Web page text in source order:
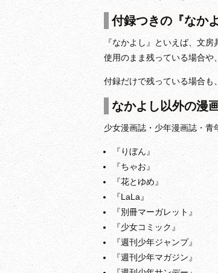
付録つきの『なか
『なかよし』といえば、文
使用のまま残っている場合や
付録だけで残っている場合も
なかよし以外の漫
少女漫画誌・少年漫画誌・青
『りぼん』
『ちゃお』
『花とゆめ』
『LaLa』
『別冊マーガレット』
『少女コミック』
『週刊少年ジャンプ』
『週刊少年マガジン』